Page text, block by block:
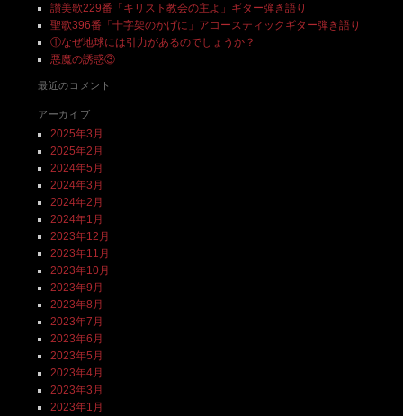
讃美歌229番「キリスト教会の主よ」ギター弾き語り
聖歌396番「十字架のかげに」アコースティックギター弾き語り
①なぜ地球には引力があるのでしょうか？
悪魔の誘惑③
最近のコメント
アーカイブ
2025年3月
2025年2月
2024年5月
2024年3月
2024年2月
2024年1月
2023年12月
2023年11月
2023年10月
2023年9月
2023年8月
2023年7月
2023年6月
2023年5月
2023年4月
2023年3月
2023年1月